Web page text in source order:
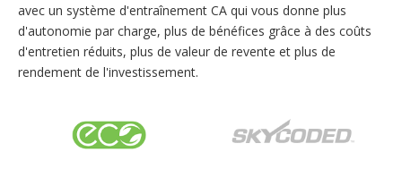
avec un système d'entraînement CA qui vous donne plus
d'autonomie par charge, plus de bénéfices grâce à des coûts
d'entretien réduits, plus de valeur de revente et plus de
rendement de l'investissement.